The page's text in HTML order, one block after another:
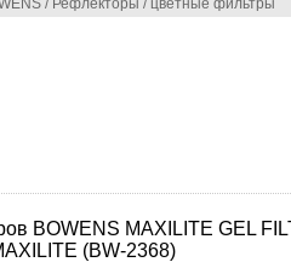
/ Рефлекторы / цветные фильтры
BOWENS MAXILITE GEL
(BW-2368)